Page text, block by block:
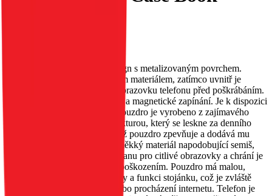
Toto pouzdro má původní design s metalizovaným povrchem.
Vnější strana je obšita třpytivým materiálem, zatímco uvnitř je
měkký materiál, který chrání obrazovku telefonu před poškrábáním.
Obsahuje kapsu na dokumenty a magnetické zapínání. Je k dispozici
v několika různých barvách. Pouzdro je vyrobeno z zajímavého
materiálu s metalizovanou strukturou, který se leskne za denního
světla. Okraje jsou zesíleny, což pouzdro zpevňuje a dodává mu
originalitu. Uvnitř je umístěn měkký materiál napodobující semiš,
který poskytuje vynikající ochranu pro citlivé obrazovky a chrání je
před poškrábáním a drobným poškozením. Pouzdro má malou,
praktickou kapsu na dokumenty a funkci stojánku, což je zvláště
užitečné při sledování filmů nebo procházení internetu. Telefon je